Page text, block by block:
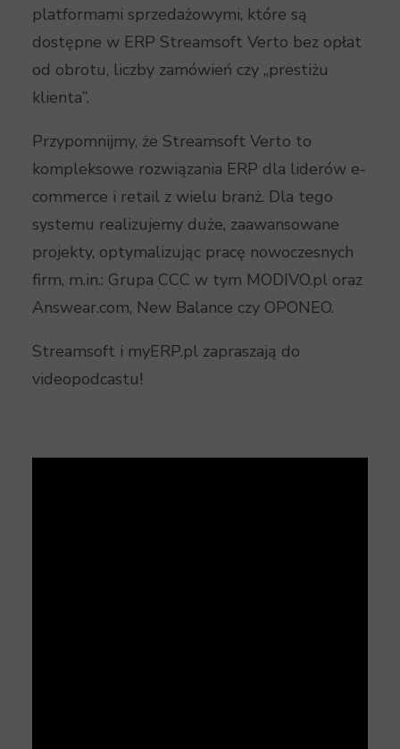
platformami sprzedażowymi, które są
dostępne w ERP Streamsoft Verto bez opłat
od obrotu, liczby zamówień czy „prestiżu
klienta”.
Przypomnijmy, że Streamsoft Verto to
kompleksowe rozwiązania ERP dla liderów e-
commerce i retail z wielu branż. Dla tego
systemu realizujemy duże, zaawansowane
projekty, optymalizując pracę nowoczesnych
firm, m.in.: Grupa CCC w tym MODIVO.pl oraz
Answear.com, New Balance czy OPONEO.
Streamsoft i myERP.pl zapraszają do
videopodcastu!